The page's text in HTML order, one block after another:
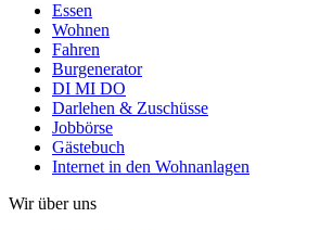
Essen
Wohnen
Fahren
Burgenerator
DI MI DO
Darlehen & Zuschüsse
Jobbörse
Gästebuch
Internet in den Wohnanlagen
Wir über uns